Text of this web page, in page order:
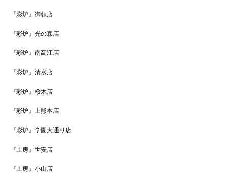
『彩炉』御領店
『彩炉』光の森店
『彩炉』南高江店
『彩炉』清水店
『彩炉』桜木店
『彩炉』上熊本店
『彩炉』学園大通り店
『土房』世安店
『土房』小山店